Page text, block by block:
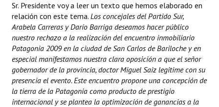
Comunicaciones
Declaraciones
Resoluciones
Resoluciones de Presidencia
INSTITUCIONAL
Sr. Presidente voy a leer un texto que hemos elaborado en
relación con este tema. Los concejales del Partido Sur,
Arabela Carreras y Darío Barriga deseamos hacer público
nuestro rechazo a la realización del encuentro inmobiliario
Patagonia 2009 en la ciudad de San Carlos de Bariloche y en
especial manifestamos nuestra clara oposición a que el señor
gobernador de la provincia, doctor Miguel Saiz legitime con su
presencia el evento. Este encuentro propone una concepción de
la tierra de la Patagonia como producto de prestigio
internacional y se plantea la optimización de ganancias a la